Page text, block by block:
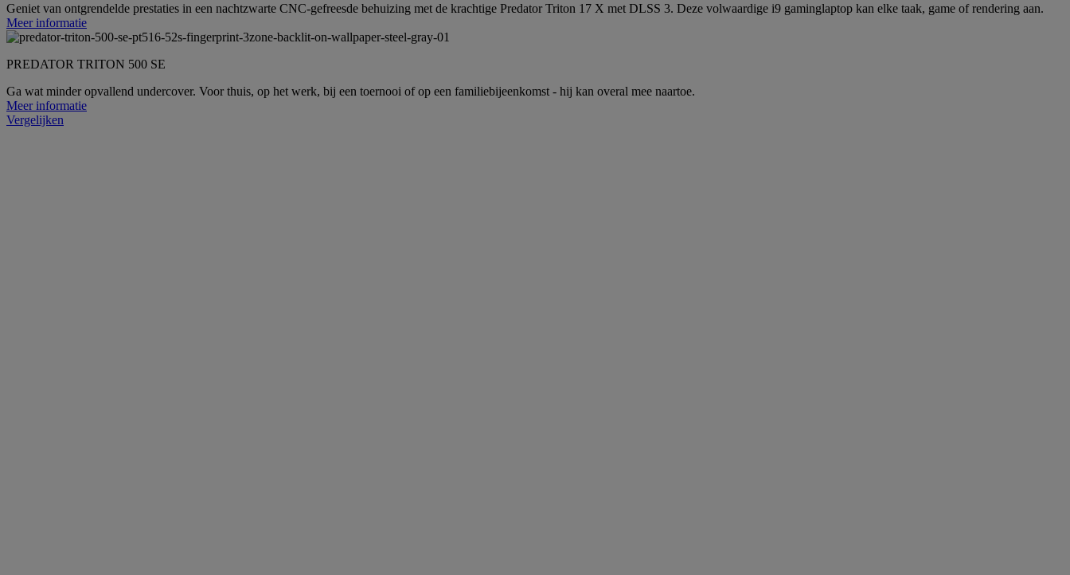
Geniet van ontgrendelde prestaties in een nachtzwarte CNC-gefreesde behuizing met de krachtige Predator Triton 17 X met DLSS 3. Deze volwaardige i9 gaminglaptop kan elke taak, game of rendering aan.
Meer informatie
PREDATOR TRITON 500 SE
Ga wat minder opvallend undercover. Voor thuis, op het werk, bij een toernooi of op een familiebijeenkomst - hij kan overal mee naartoe.
Meer informatie
Vergelijken